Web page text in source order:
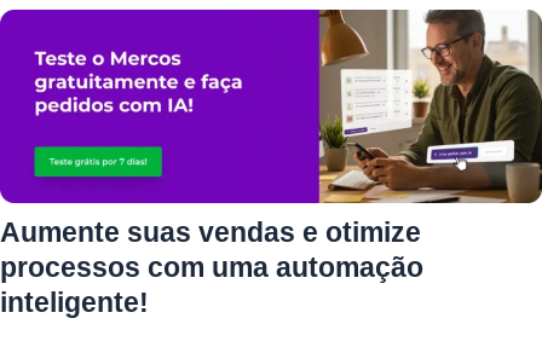
Aumente suas vendas e otimize
processos com uma automação
inteligente!